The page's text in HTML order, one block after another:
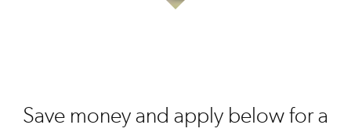
Save money and apply below for a